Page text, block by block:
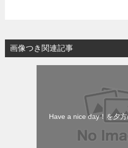
画像つき関連記事
Have a nice day！を夕